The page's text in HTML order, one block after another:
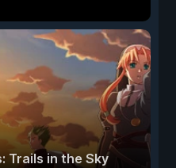
Trails in the Sky